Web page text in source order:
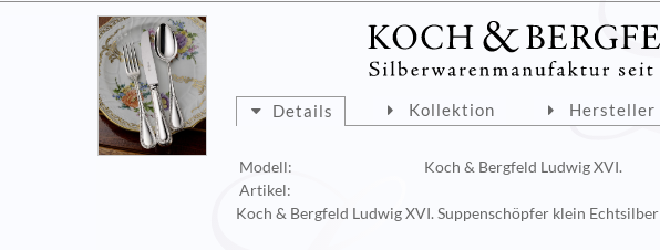
Details
Modell:
Koch & Bergfeld Ludwig XVI.
Artikel:
Koch & Bergfeld Ludwig XVI. Suppenschöpfer klein Echtsilber
Kollektion Hersteller